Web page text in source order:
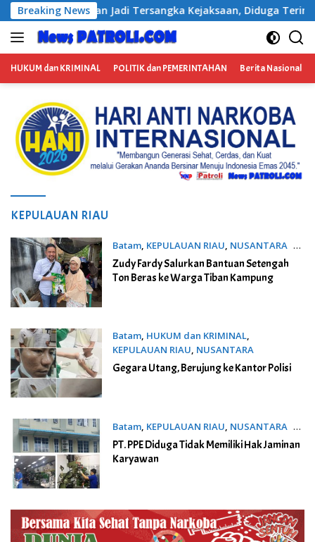
Langsung
ke
konten
Breaking News
Diduga Terima Fee 30%
HUKUM dan KRIMINAL POLITIK dan PEMERINTAHAN Berita Nasional
KEPULAUAN RIAU
Batam, KEPULAUAN RIAU, NUSANTARA 23
Juli 2022
Zudy Fardy Salurkan Bantuan Setengah
Ton Beras ke Warga Tiban Kampung
Batam, HUKUM dan KRIMINAL,
KEPULAUAN RIAU, NUSANTARA
23 Juli 2022
Gegara Utang, Berujung ke Kantor Polisi
Batam, KEPULAUAN RIAU, NUSANTARA 13
Juli 2022
PT. PPE Diduga Tidak Memiliki Hak Jaminan
Karyawan